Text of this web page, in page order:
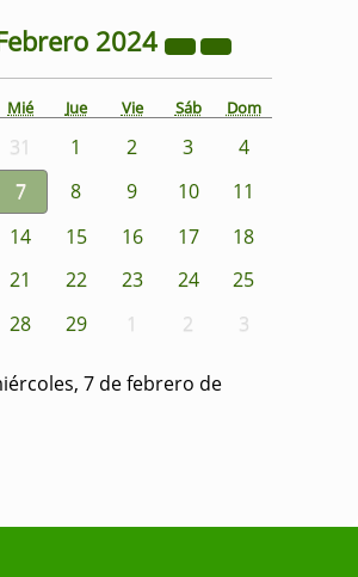
2024
Mié Jue Vie Sáb Dom
31 1 2 3
4
7 8 9 10
11
14 15 16 17
18
21 22 23 24
25
28 29 1 2 3
7 de febrero de